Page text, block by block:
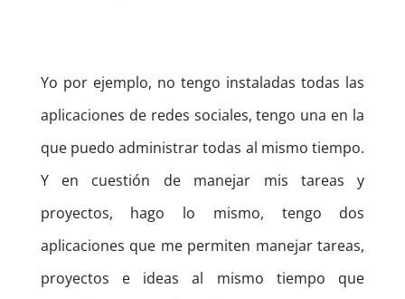
Yo por ejemplo, no tengo instaladas todas las
aplicaciones de redes sociales, tengo una en la
que puedo administrar todas al mismo tiempo.
Y en cuestión de manejar mis tareas y
proyectos, hago lo mismo, tengo dos
aplicaciones que me permiten manejar tareas,
proyectos e ideas al mismo tiempo que